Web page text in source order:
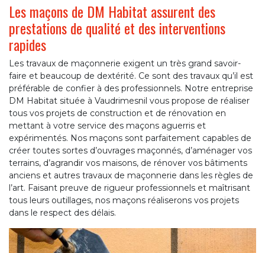
Les maçons de DM Habitat assurent des
prestations de qualité et des interventions
rapides
Les travaux de maçonnerie exigent un très grand savoir-
faire et beaucoup de dextérité. Ce sont des travaux qu’il est
préférable de confier à des professionnels. Notre entreprise
DM Habitat située à Vaudrimesnil vous propose de réaliser
tous vos projets de construction et de rénovation en
mettant à votre service des maçons aguerris et
expérimentés. Nos maçons sont parfaitement capables de
créer toutes sortes d’ouvrages maçonnés, d’aménager vos
terrains, d’agrandir vos maisons, de rénover vos bâtiments
anciens et autres travaux de maçonnerie dans les règles de
l’art. Faisant preuve de rigueur professionnels et maîtrisant
tous leurs outillages, nos maçons réaliserons vos projets
dans le respect des délais.